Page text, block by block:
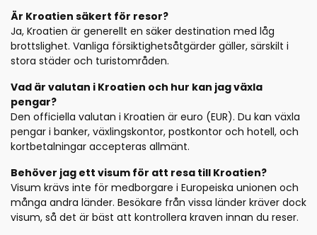
Är Kroatien säkert för resor?
Ja, Kroatien är generellt en säker destination med låg
brottslighet. Vanliga försiktighetsåtgärder gäller, särskilt i
stora städer och turistområden.
Vad är valutan i Kroatien och hur kan jag växla
pengar?
Den officiella valutan i Kroatien är euro (EUR). Du kan växla
pengar i banker, växlingskontor, postkontor och hotell, och
kortbetalningar accepteras allmänt.
Behöver jag ett visum för att resa till Kroatien?
Visum krävs inte för medborgare i Europeiska unionen och
många andra länder. Besökare från vissa länder kräver dock
visum, så det är bäst att kontrollera kraven innan du reser.